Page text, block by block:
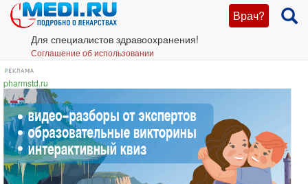
Врач?
Для специалистов здравоохранения!
Соглашение об использовании
pharmstd.ru